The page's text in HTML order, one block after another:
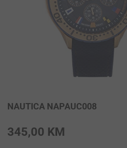
NAUTICA NAPAUC008
345,00 KM